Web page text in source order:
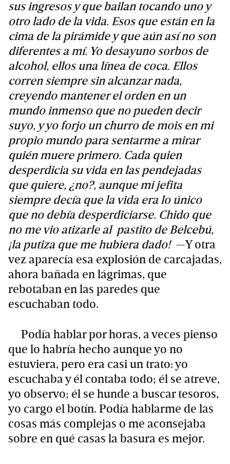
sus ingresos y que bailan tocando uno y
otro lado de la vida. Esos que están en la
cima de la pirámide y que aún así no son
diferentes a mí. Yo desayuno sorbos de
alcohol, ellos una línea de coca. Ellos
corren siempre sin alcanzar nada,
creyendo mantener el orden en un
mundo inmenso que no pueden decir
suyo, y yo forjo un churro de mois en mi
propio mundo para sentarme a mirar
quién muere primero. Cada quien
desperdicia su vida en las pendejadas
que quiere, ¿no?, aunque mi jefita
siempre decía que la vida era lo único
que no debía desperdiciarse. Chido que
no me vio atizarle al pastito de Belcebú,
¡la putiza que me hubiera dado!—Y otra
vez aparecía esa explosión de carcajadas,
ahora bañada en lágrimas, que
rebotaban en las paredes que
escuchaban todo.
Podía hablar por horas, a veces pienso
que lo habría hecho aunque yo no
estuviera, pero era casi un trato: yo
escuchaba y él contaba todo; él se atreve,
yo observo; él se hunde a buscar tesoros,
yo cargo el botín. Podía hablarme de las
cosas más complejas o me aconsejaba
sobre en qué casas la basura es mejor.